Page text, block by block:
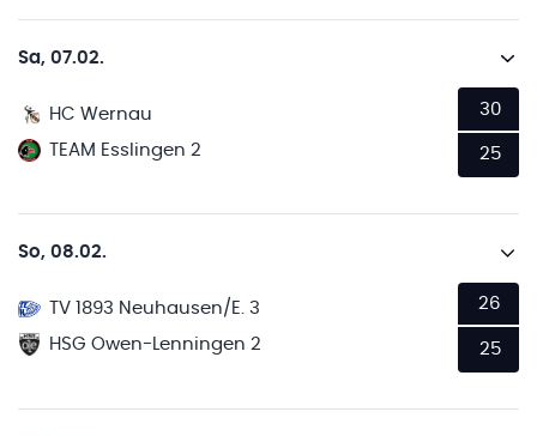
Sa, 07.02.
HC Wernau
TEAM Esslingen 2
30
25
So, 08.02.
TV 1893 Neuhausen/E. 3
HSG Owen-Lenningen 2
26
25